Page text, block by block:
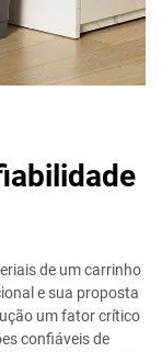
de um carrinho
e sua proposta
um fator crítico
confiáveis de